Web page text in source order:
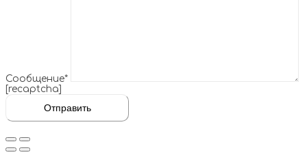
Сообщение*
[recaptcha]